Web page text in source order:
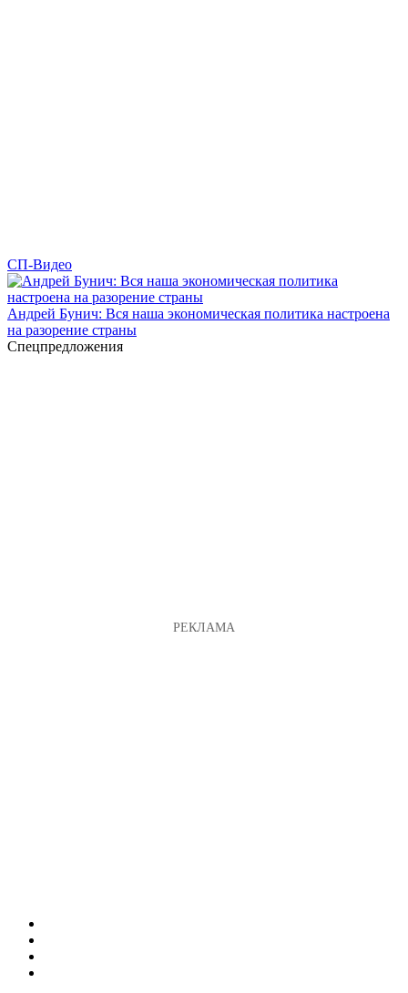
СП-Видео
Андрей Бунич: Вся наша экономическая политика настроена
на разорение страны
Спецпредложения